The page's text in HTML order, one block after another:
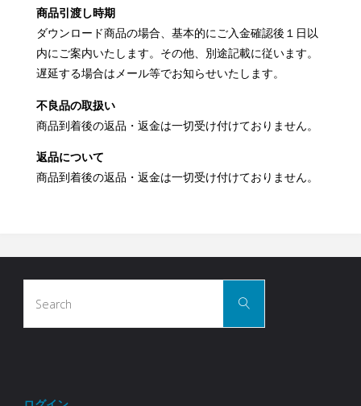
商品引渡し時期
ダウンロード商品の場合、基本的にご入金確認後１日以
内にご案内いたします。その他、別途記載に従います。
遅延する場合はメール等でお知らせいたします。
不良品の取扱い
商品到着後の返品・返金は一切受け付けておりません。
返品について
商品到着後の返品・返金は一切受け付けておりません。
Search